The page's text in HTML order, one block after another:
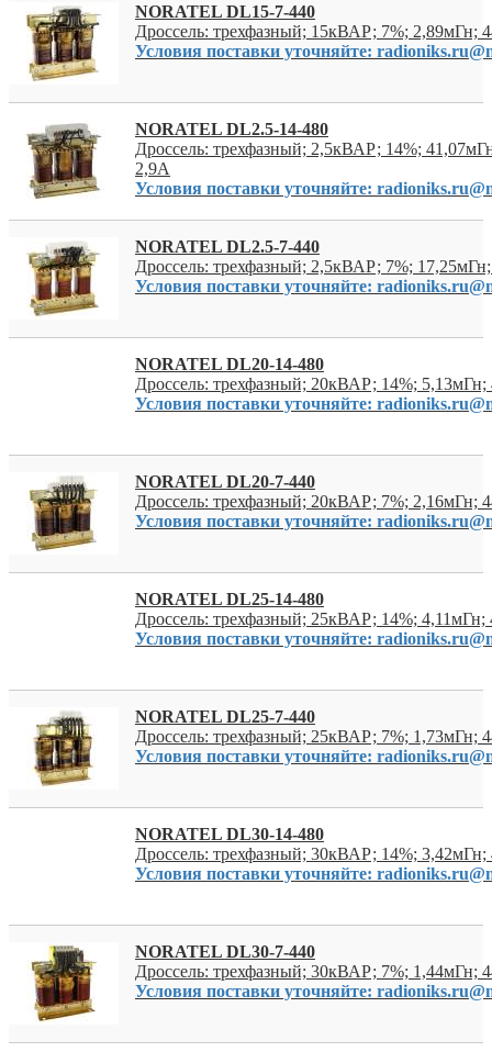
NORATEL DL15-7-440
Дроссель: трехфазный; 15кВАР; 7%; 2,89мГн;
Условия поставки уточняйте:
NORATEL DL2.5-14-480
Дроссель: трехфазный; 2,5кВАР; 14%;
2,9А
Условия поставки уточняйте:
NORATEL DL2.5-7-440
Дроссель: трехфазный; 2,5кВАР; 7%;
Условия поставки уточняйте:
NORATEL DL20-14-480
Дроссель: трехфазный; 20кВАР; 14%;
Условия поставки уточняйте:
NORATEL DL20-7-440
Дроссель: трехфазный; 20кВАР; 7%; 2,16мГн;
Условия поставки уточняйте:
NORATEL DL25-14-480
Дроссель: трехфазный; 25кВАР; 14%;
Условия поставки уточняйте:
NORATEL DL25-7-440
Дроссель: трехфазный; 25кВАР; 7%; 1,73мГн;
Условия поставки уточняйте:
NORATEL DL30-14-480
Дроссель: трехфазный; 30кВАР; 14%;
Условия поставки уточняйте:
NORATEL DL30-7-440
Дроссель: трехфазный; 30кВАР; 7%; 1,44мГн;
Условия поставки уточняйте: